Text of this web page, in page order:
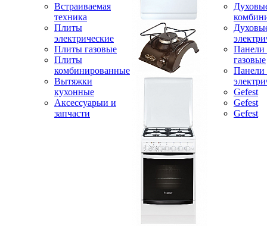
Встраиваемая
техника
Плиты
электрические
Плиты газовые
Плиты
комбинированные
Вытяжки
кухонные
Аксессуарыи и
запчасти
Панели
газовые
Панели
Gefest
Gefest
Gefest